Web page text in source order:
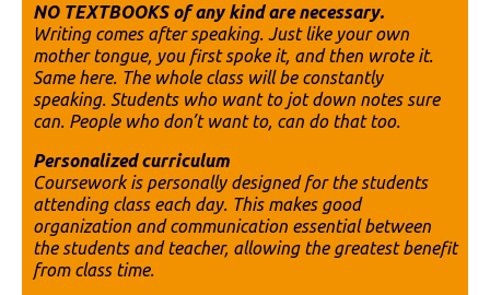
NO TEXTBOOKS of any kind are necessary.
Writing comes after speaking. Just like your own
mother tongue, you first spoke it, and then wrote it.
Same here. The whole class will be constantly
speaking. Students who want to jot down notes sure
can. People who don’t want to, can do that too.
Personalized curriculum
Coursework is personally designed for the students
attending class each day. This makes good
organization and communication essential between
the students and teacher, allowing the greatest benefit
from class time.